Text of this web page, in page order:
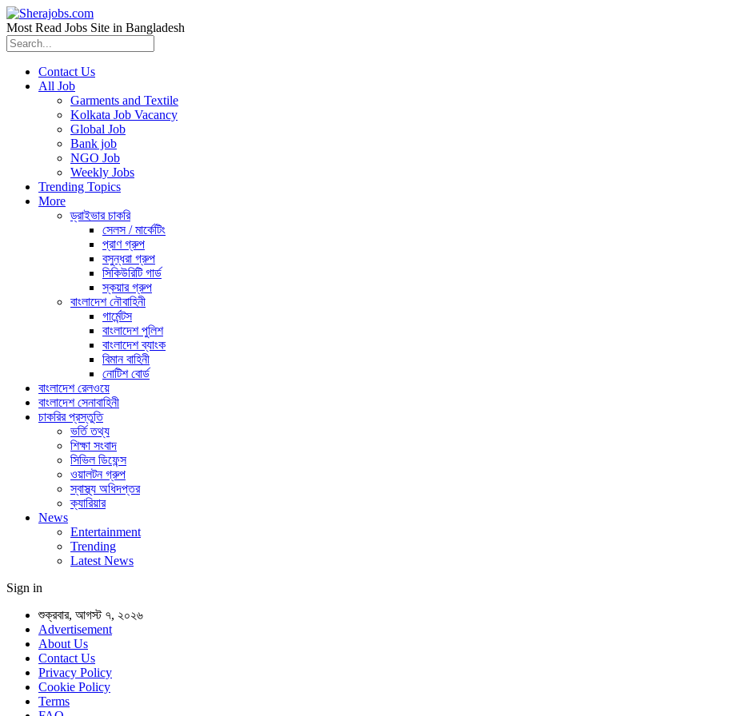
Most Read Jobs Site in Bangladesh
Contact Us
All Job
Garments and Textile
Kolkata Job Vacancy
Global Job
Bank job
NGO Job
Weekly Jobs
Trending Topics
More
ড্রাইভার চাকরি
সেলস / মার্কেটিং
প্রাণ গ্রুপ
বসুন্ধরা গ্রুপ
সিকিউরিটি গার্ড
স্কয়ার গ্রুপ
বাংলাদেশ নৌবাহিনী
গার্মেন্টস
বাংলাদেশ পুলিশ
বাংলাদেশ ব্যাংক
বিমান বাহিনী
নোটিশ বোর্ড
বাংলাদেশ রেলওয়ে
বাংলাদেশ সেনাবাহিনী
চাকরির প্রস্তুতি
ভর্তি তথ্য
শিক্ষা সংবাদ
সিভিল ডিফেন্স
ওয়ালটন গ্রুপ
স্বাস্থ্য অধিদপ্তর
ক্যারিয়ার
News
Entertainment
Trending
Latest News
Sign in
শুক্রবার, আগস্ট ৭, ২০২৬
Advertisement
About Us
Contact Us
Privacy Policy
Cookie Policy
Terms